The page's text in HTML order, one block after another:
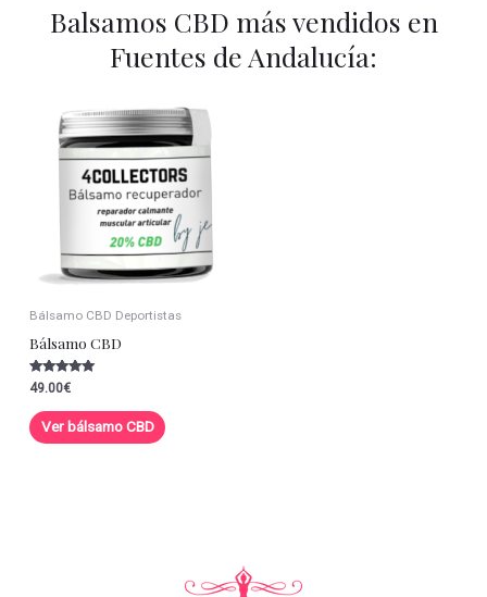
Balsamos CBD más vendidos en
Fuentes de Andalucía:
Bálsamo CBD Deportistas
Bálsamo CBD
Valorado con
5.00
de 5
49.00€
Ver bálsamo CBD